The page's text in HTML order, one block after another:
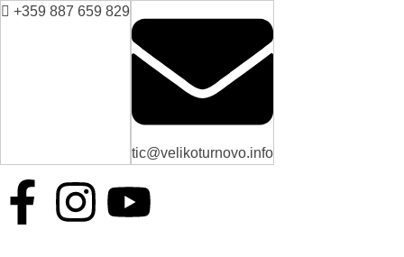
+359 887 659 829
tic@velikoturnovo.info